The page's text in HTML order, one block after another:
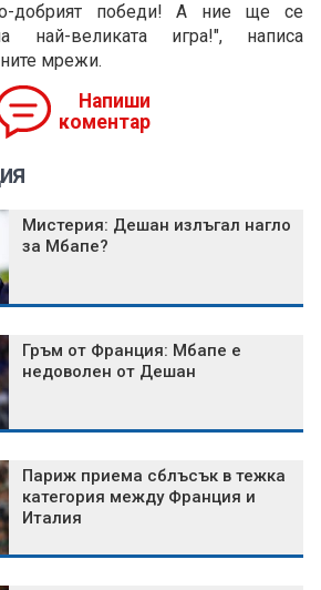
добрият победи! А ние ще се
най-великата игра!", написа
мрежи.
Напиши
коментар
Мистерия: Дешан излъгал нагло
за Мбапе?
Гръм от Франция: Мбапе е
недоволен от Дешан
Париж приема сблъсък в тежка
категория между Франция и
Италия